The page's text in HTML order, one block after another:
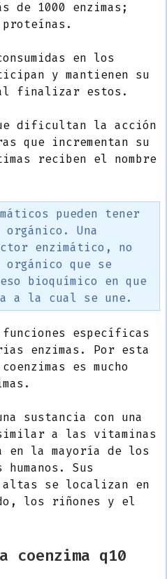
de 1000 enzimas;
proteínas.
en los
y mantienen su
finalizar estos.
dificultan la acción
que incrementan su
reciben el nombre
pueden tener
Una
enzimático, no
que se
bioquímico en que
a la cual se une.
funciones específicas
enzimas. Por esta
es mucho
sustancia con una
a las vitaminas
en la mayoría de los
Sus
altas se localizan en
los riñones y el
q10